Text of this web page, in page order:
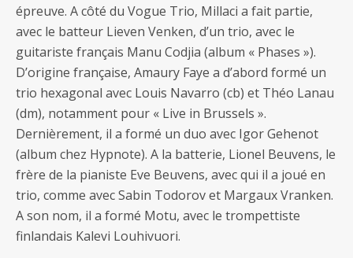
épreuve. A côté du Vogue Trio, Millaci a fait partie,
avec le batteur Lieven Venken, d’un trio, avec le
guitariste français Manu Codjia (album « Phases »).
D’origine française, Amaury Faye a d’abord formé un
trio hexagonal avec Louis Navarro (cb) et Théo Lanau
(dm), notamment pour « Live in Brussels ».
Dernièrement, il a formé un duo avec Igor Gehenot
(album chez Hypnote). A la batterie, Lionel Beuvens, le
frère de la pianiste Eve Beuvens, avec qui il a joué en
trio, comme avec Sabin Todorov et Margaux Vranken.
A son nom, il a formé Motu, avec le trompettiste
finlandais Kalevi Louhivuori.